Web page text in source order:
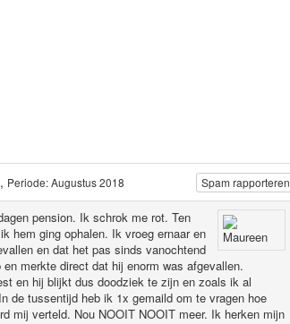
, Periode: Augustus 2018
pension. Ik schrok me rot. Ten
hem ging ophalen. Ik vroeg ernaar en
en dat het pas sinds vanochtend
merkte direct dat hij enorm was afgevallen.
en hij blijkt dus doodziek te zijn en zoals ik al
de tussentijd heb ik 1x gemaild om te vragen hoe
mij verteld. Nou NOOIT NOOIT meer. Ik herken mijn
Spam rapporteren